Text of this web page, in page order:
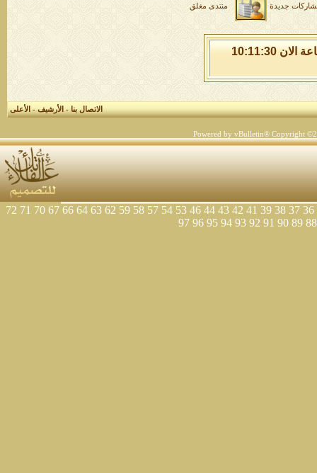
جديدة منتدى مغلق
الخميس 6 من اغسطس 2026 , الساعة الان 10:11:31
الاتصال بنا-الأرشيف-الأعلى
Powered by vBulletin® Copyright
36
37
38
39
41
42
43
44
46
53
54
57
58
59
62
63
64
66
67
70
71
72
88
89
90
91
92
93
94
95
96
97